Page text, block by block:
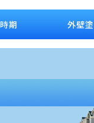
期 外壁